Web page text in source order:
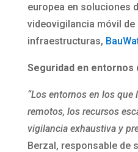
europea en soluciones
videovigilancia móvil
infraestructuras,
Seguridad en entornos
“Los entornos en los que
remotos, los recursos
vigilancia exhaustiva y
Berzal, responsable de